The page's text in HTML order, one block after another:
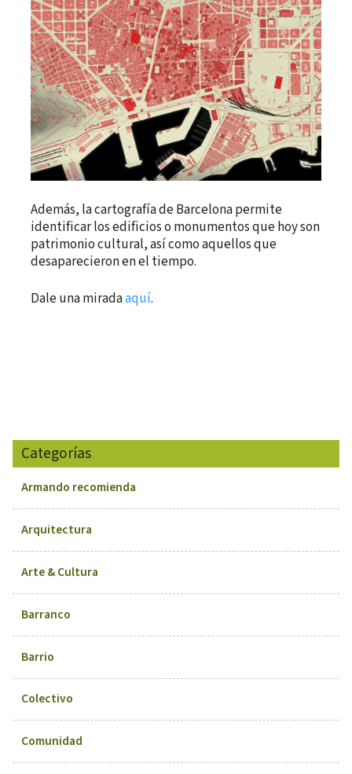
Además, la cartografía de Barcelona permite
identificar los edificios o monumentos que hoy son
patrimonio cultural, así como aquellos que
desaparecieron en el tiempo.
Dale una miradaaquí.
Categorías
Armando recomienda
Arquitectura
Arte & Cultura
Barranco
Barrio
Colectivo
Comunidad